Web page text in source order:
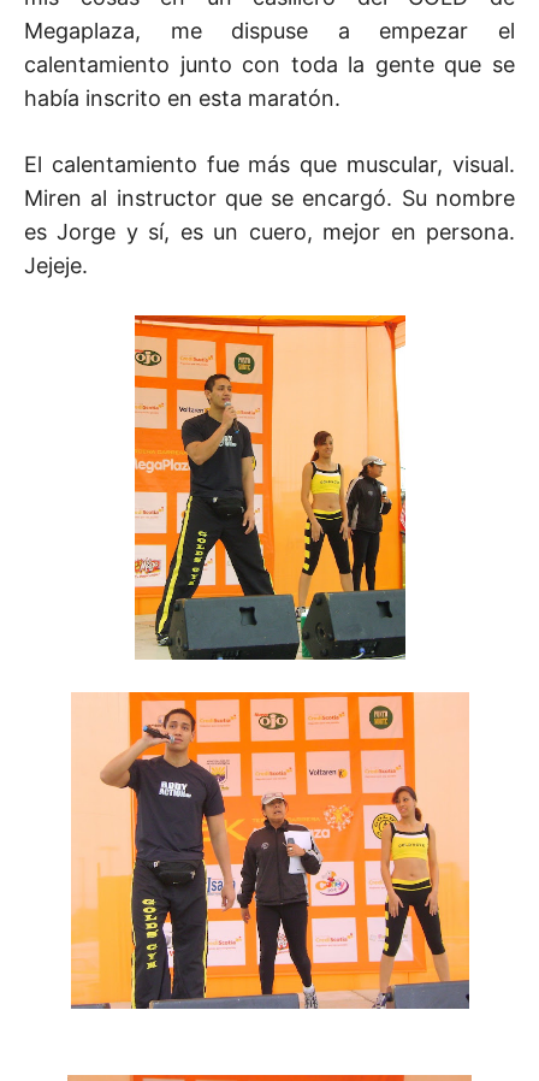
Megaplaza, me dispuse a empezar el
calentamiento junto con toda la gente que se
había inscrito en esta maratón.
El calentamiento fue más que muscular, visual.
Miren al instructor que se encargó. Su nombre
es Jorge y sí, es un cuero, mejor en persona.
Jejeje.